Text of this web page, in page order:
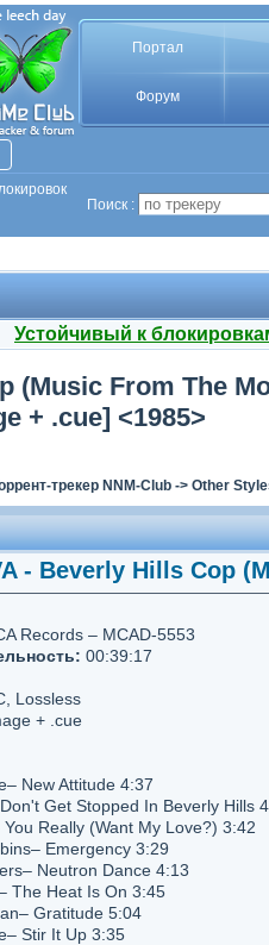
Портал
Форум
Поиск :
Устойчивый к
(Music From The
+ .cue] <1985>
трекер NNM-Club -> Other
- Beverly Hills Cop
Records – MCAD-5553
00:39:17
Lossless
+ .cue
New Attitude 4:37
Get Stopped In Beverly Hills
Really (Want My Love?) 3:42
Emergency 3:29
Neutron Dance 4:13
The Heat Is On 3:45
Gratitude 5:04
Stir It Up 3:35